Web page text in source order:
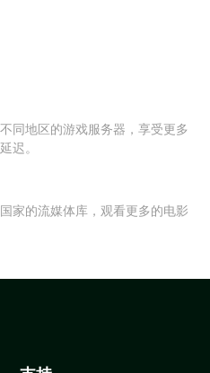
同地区的游戏服务器，享受更多
迟。
家的流媒体库，观看更多的电影